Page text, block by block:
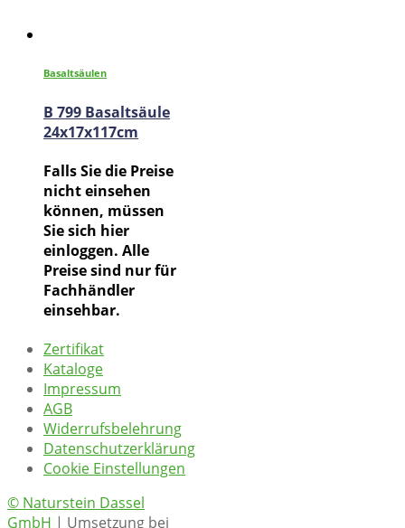
Basaltsäulen
B 799 Basaltsäule
24x17x117cm
Falls Sie die Preise
nicht einsehen
können, müssen
Sie sich hier
einloggen. Alle
Preise sind nur für
Fachhändler
einsehbar.
Zertifikat
Kataloge
Impressum
AGB
Widerrufsbelehrung
Datenschutzerklärung
Cookie Einstellungen
© Naturstein Dassel
GmbH | Umsetzung bei